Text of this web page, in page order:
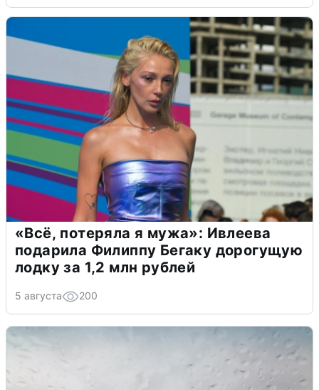
«Всё, потеряла я мужа»: Ивлеева
подарила Филиппу Бегаку дорогущую
лодку за 1,2 млн рублей
5 августа 200